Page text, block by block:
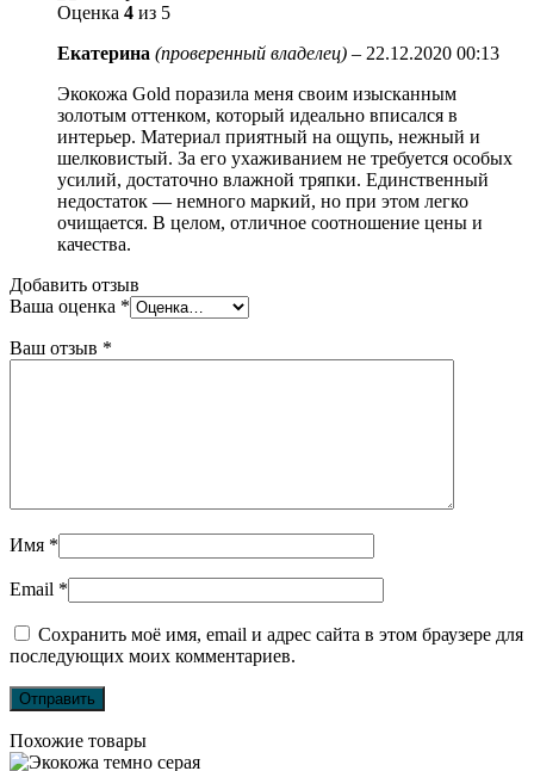
Оценка 4 из 5
Екатерина (проверенный владелец) – 22.12.2020 00:13
Экокожа Gold поразила меня своим изысканным
золотым оттенком, который идеально вписался в
интерьер. Материал приятный на ощупь, нежный и
шелковистый. За его ухаживанием не требуется особых
усилий, достаточно влажной тряпки. Единственный
недостаток — немного маркий, но при этом легко
очищается. В целом, отличное соотношение цены и
качества.
Добавить отзыв
Ваша оценка *
Ваш отзыв *
Имя *
Email *
Сохранить моё имя, email и адрес сайта в этом браузере для
последующих моих комментариев.
Похожие товары